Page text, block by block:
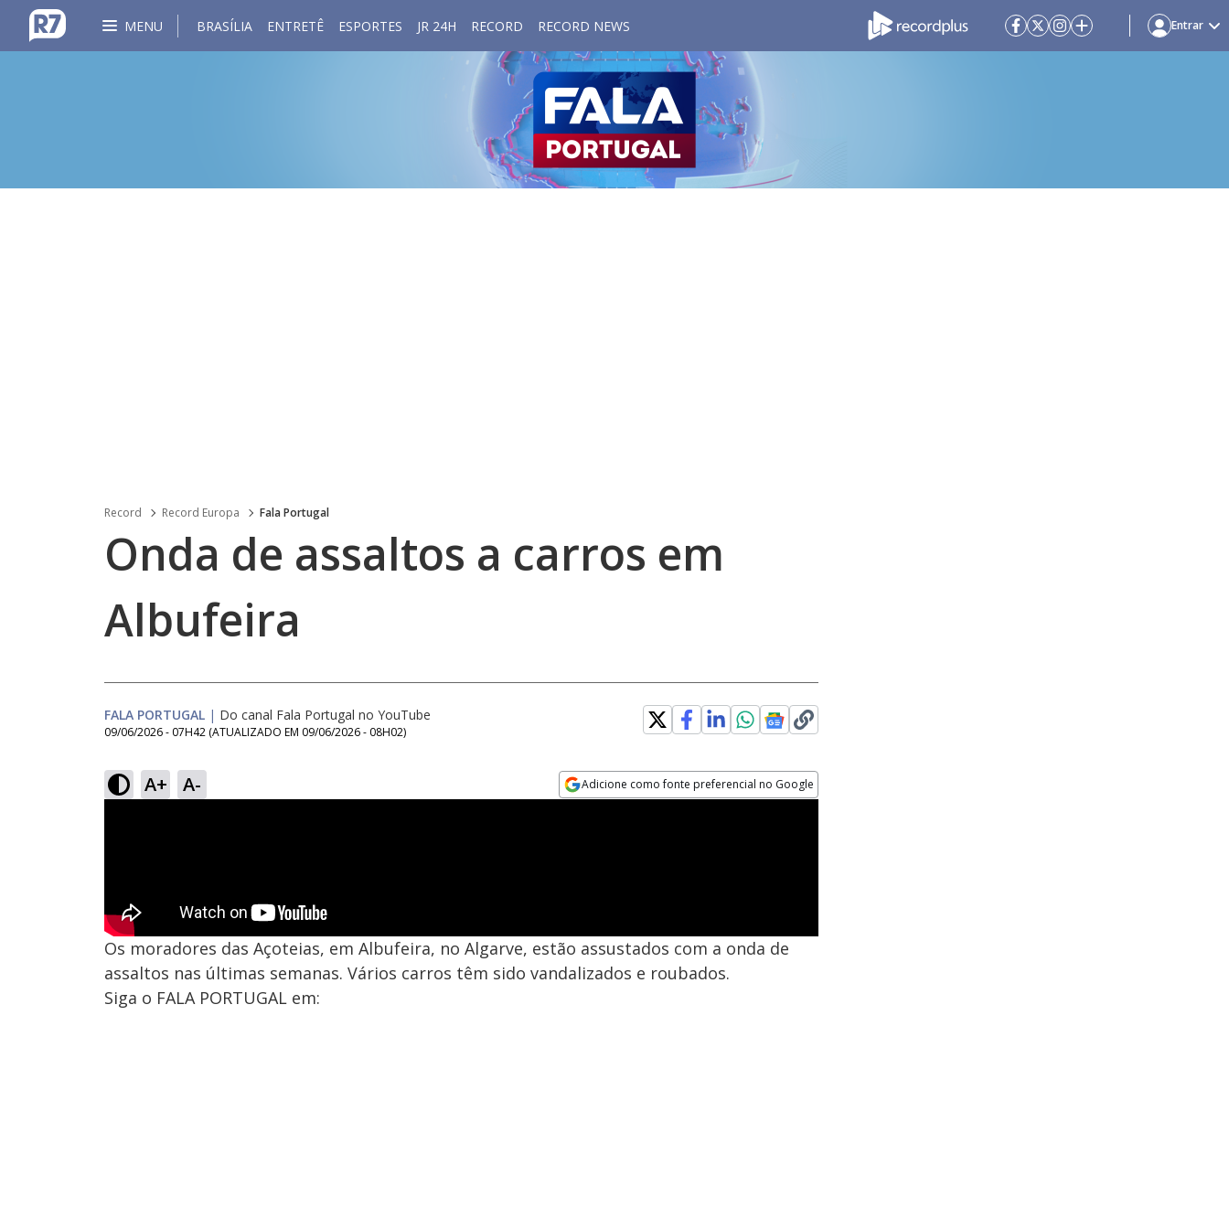
MENU BRASÍLIA ENTRETÊ ESPORTES JR 24H RECORD RECORD NEWS Entrar
Record Record Europa Fala Portugal
Onda de assaltos a carros em
Albufeira
FALA PORTUGAL | Do canal Fala Portugal no YouTube
09/06/2026 - 07H42 (ATUALIZADO EM 09/06/2026 - 08H02)
A+ A- Adicione como fonte preferencial no Google
Os moradores das Açoteias, em Albufeira, no Algarve, estão assustados com a onda de
assaltos nas últimas semanas. Vários carros têm sido vandalizados e roubados.
Siga o FALA PORTUGAL em: